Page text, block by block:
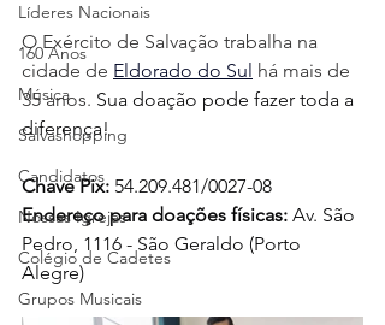
Líderes Nacionais
160 Anos
Música
Salvashopping
Candidatos
Nossas Igrejas
Colégio de Cadetes
Grupos Musicais
O Exército de Salvação trabalha na
cidade de Eldorado do Sul há mais de
35 anos. Sua doação pode fazer toda a
diferença!
Chave Pix: 54.209.481/0027-08
Endereço para doações físicas: Av. São
Pedro, 1116 - São Geraldo (Porto
Alegre)